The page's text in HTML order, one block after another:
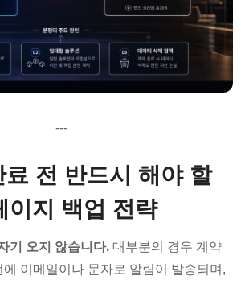
---
료 전 반드시 해야 할
이지 백업 전략
기 오지 않습니다. 대부분의 경우 계약
이메일이나 문자로 알림이 발송되며,